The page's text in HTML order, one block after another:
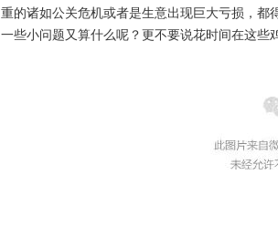
重的诸如公关危机或者是生意出现巨大亏损，
一些小问题又算什么呢？更不要说花时间在这些